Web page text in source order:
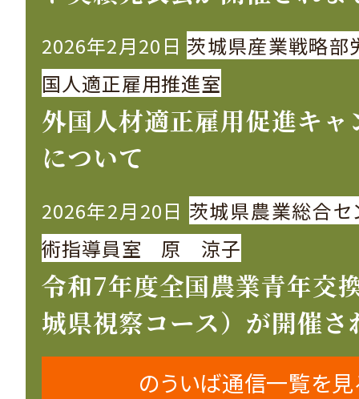
2026年2月20日 茨城県産業戦略部
国人適正雇用推進室
外国人材適正雇用促進キャ
について
2026年2月20日 茨城県農業総合セ
術指導員室 原 涼子
令和7年度全国農業青年交
城県視察コース）が開催さ
のういば通信一覧を